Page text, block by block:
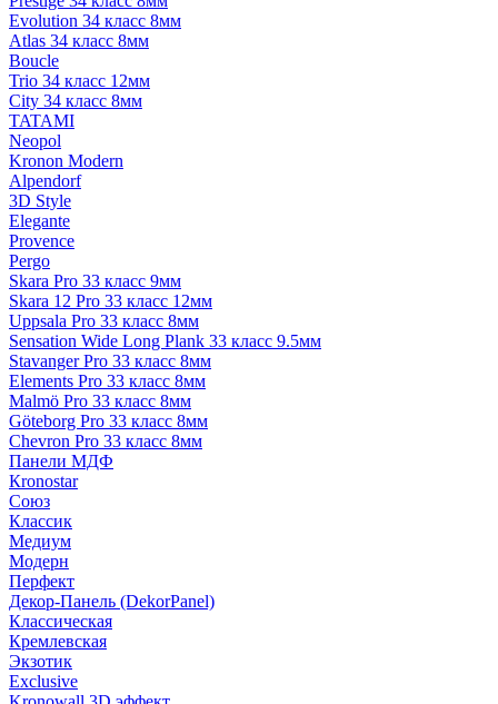
Evolution 34 класс 8мм
Atlas 34 класс 8мм
Boucle
Trio 34 класс 12мм
City 34 класс 8мм
TATAMI
Neopol
Kronon Modern
Alpendorf
3D Style
Elegante
Provence
Pergo
Skara Pro 33 класс 9мм
Skara 12 Pro 33 класс 12мм
Uppsala Pro 33 класс 8мм
Sensation Wide Long Plank 33 класс 9.5мм
Stavanger Pro 33 класс 8мм
Elements Pro 33 класс 8мм
Malmö Pro 33 класс 8мм
Göteborg Pro 33 класс 8мм
Chevron Pro 33 класс 8мм
Панели МДФ
Кronostar
Союз
Классик
Медиум
Модерн
Перфект
Декор-Панель (DekorPanel)
Классическая
Кремлевская
Экзотик
Exclusive